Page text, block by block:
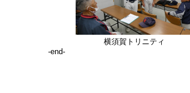
横須賀トリニティ
-end-